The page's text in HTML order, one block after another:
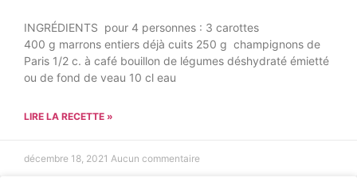
INGRÉDIENTS pour 4 personnes : 3 carottes
400 g marrons entiers déjà cuits 250 g champignons de
Paris 1/2 c. à café bouillon de légumes déshydraté émietté
ou de fond de veau 10 cl eau
LIRE LA RECETTE »
décembre 18, 2021 Aucun commentaire